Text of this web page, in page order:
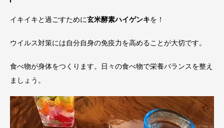
イキイキと過ごすために玄米酵素ハイゲンキを！
ウイルス対策には自分自身の免疫力を高めることが大切です。
食べ物が身体をつくります。日々の食べ物で栄養バランスを整え
ましょう。